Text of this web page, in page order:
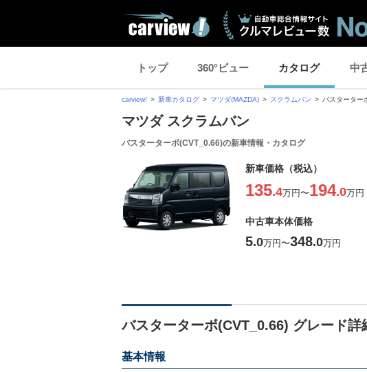
トップ 360°ビュー カタログ 中
carview! 新車カタログ マツダ(MAZDA) スクラムバン バスターター
マツダ スクラムバン
バスターターボ(CVT_0.66)の新車情報・カタログ
新車価格（税込）
135.4万円〜194.0万円
中古車本体価格
5.0万円〜348.0万円
バスターターボ(CVT_0.66) グレード詳
基本情報